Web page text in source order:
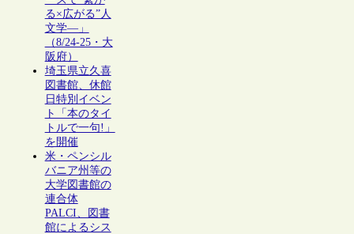
る×広がる”人
文学―」
（8/24-25・大
阪府）
埼玉県立久喜
図書館、休館
日特別イベン
ト「本のタイ
トルで一句!」
を開催
米・ペンシル
バニア州等の
大学図書館の
連合体
PALCI、図書
館によるシス